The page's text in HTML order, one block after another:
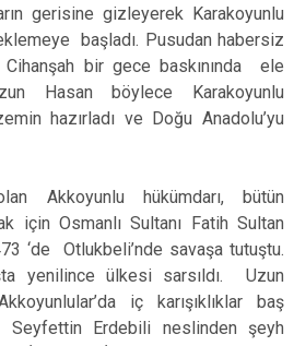
gerisine gizleyerek Karakoyunlu
başladı. Pusudan habersiz
bir gece baskınında ele
Hasan böylece Karakoyunlu
hazırladı ve Doğu Anadolu’yu
Akkoyunlu hükümdarı, bütün
için Osmanlı Sultanı Fatih Sultan
‘de Otlukbeli’nde savaşa tutuştu.
yenilince ülkesi sarsıldı. Uzun
iç karışıklıklar baş
Erdebili neslinden şeyh